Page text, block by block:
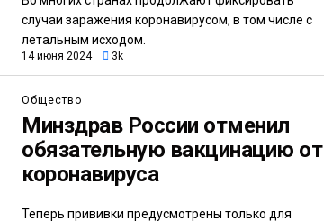
случаи заражения коронавирусом, в том числе с
летальным исходом.
14 июня 2024 3k
Общество
Минздрав России отменил
обязательную вакцинацию от
коронавируса
Теперь прививки предусмотрены только для